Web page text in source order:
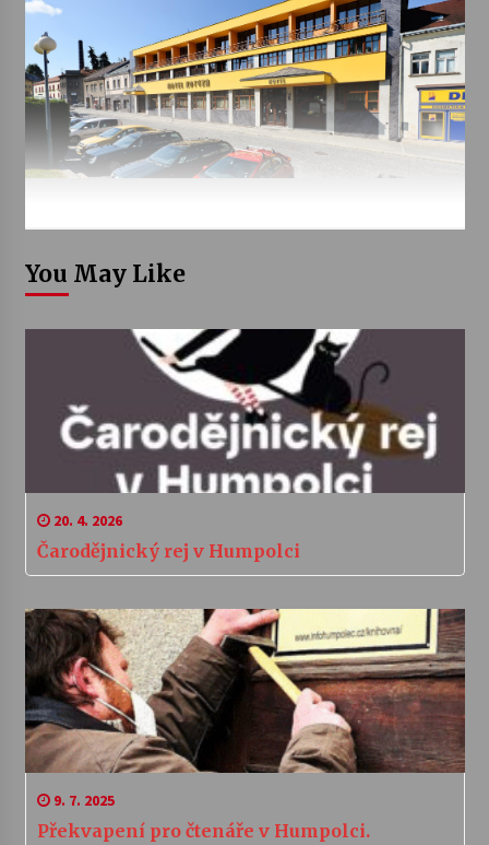
You May Like
20. 4. 2026
Čarodějnický rej v Humpolci
9. 7. 2025
Překvapení pro čtenáře v Humpolci.